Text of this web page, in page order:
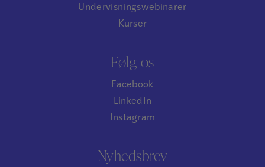
Undervisningswebinarer
Kurser
Følg os
Facebook
LinkedIn
Instagram
Nyhedsbrev